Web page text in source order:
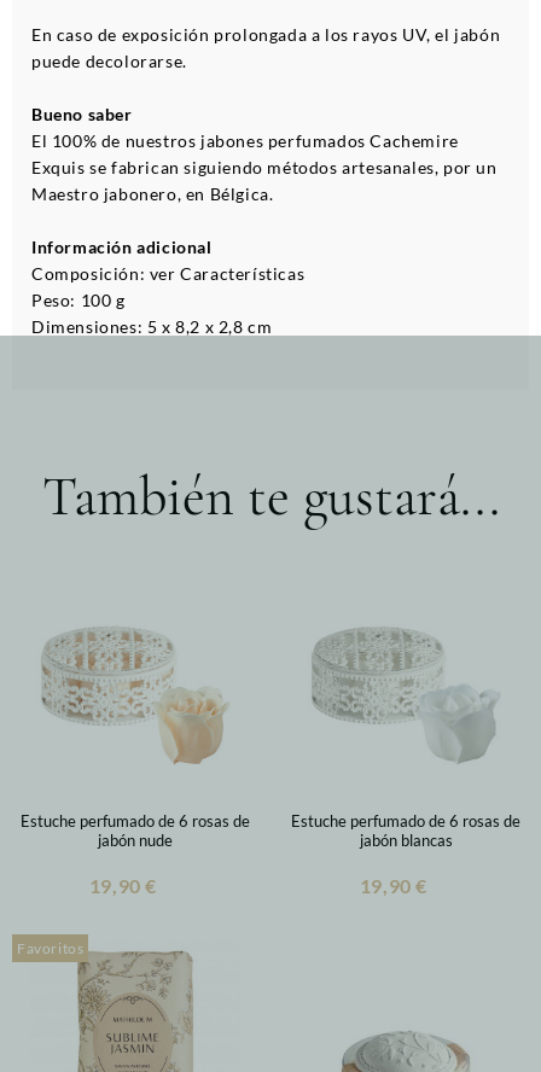
En caso de exposición prolongada a los rayos UV, el jabón
puede decolorarse.
Bueno saber
El 100% de nuestros jabones perfumados Cachemire
Exquis se fabrican siguiendo métodos artesanales, por un
Maestro jabonero, en Bélgica.
Información adicional
Composición: ver Características
Peso: 100 g
Dimensiones: 5 x 8,2 x 2,8 cm
También te gustará...
Estuche perfumado de 6 rosas de
jabón nude
19,90 €
Estuche perfumado de 6 rosas de
jabón blancas
19,90 €
Favoritos